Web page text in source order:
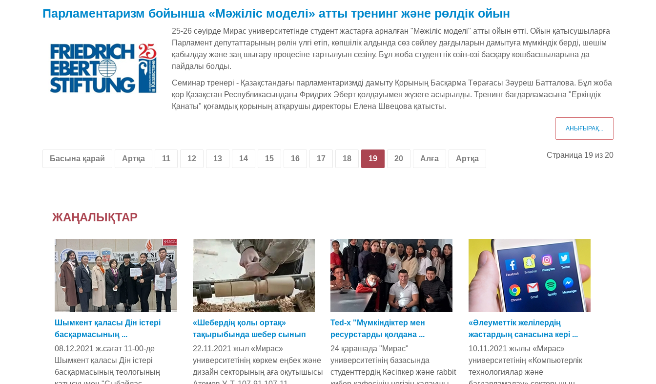
Парламентаризм бойынша «Мәжіліс моделі» атты тренинг және рөлдік ойын
25-26 сәуірде Мирас университетінде студент жастарға арналған "Мәжіліс моделі" атты ойын өтті. Ойын қатысушыларға
Парламент депутаттарының рөлін үлгі етіп, көпшілік алдында сөз сөйлеу дағдыларын дамытуға мүмкіндік берді, шешім
қабылдау және заң шығару процесіне тартылуын сезіну. Бұл жоба студенттік өзін-өзі басқару көшбасшыларына да
пайдалы болды.
Семинар тренері - Қазақстандағы парламентаризмді дамыту Қорының Басқарма Төрағасы Зәуреш Батталова. Бұл жоба
қор Қазақстан Республикасындағы Фридрих Эберт қолдауымен жүзеге асырылды. Тренинг бағдарламасына "Еркіндік
Қанаты" қоғамдық қорының атқарушы директоры Елена Швецова қатысты.
АНЫҒЫРАҚ...
Страница 19 из 20
Басына қарай Артқа 11 12 13 14 15 16 17 18 19 20 Алға Артқа
ЖАҢАЛЫҚТАР
Шымкент қаласы Дін істері
басқармасының ...
08.12.2021 ж.сағат 11-00-де
Шымкент қаласы Дін істері
басқармасының теологының
«Шебердің қолы ортақ»
тақырыбында шебер сынып
22.11.2021 жыл «Мирас»
университетінің көркем еңбек және
дизайн секторының аға оқутышысы
Ted-x "Мүмкіндіктер мен
ресурстарды қолдана ...
24 қарашада "Мирас"
университетінің базасында
студенттердің Кәсіпкер және rabbit
«Әлеуметтік желілердің
жастардың санасына кері ...
10.11.2021 жылы «Мирас»
университетінің «Компьютерлік
технологиялар және